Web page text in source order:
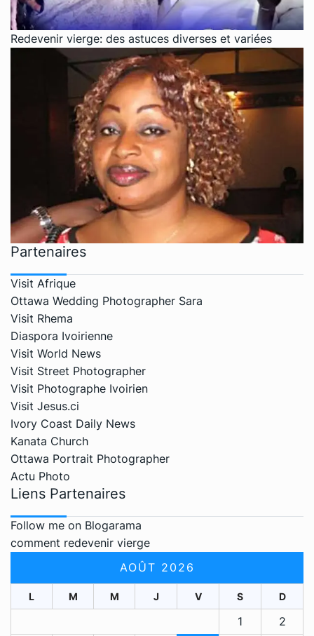
Redevenir vierge: des astuces diverses et variées
Partenaires
Visit Afrique
Ottawa Wedding Photographer Sara
Visit Rhema
Diaspora Ivoirienne
Visit World News
Visit Street Photographer
Visit Photographe Ivoirien
Visit Jesus.ci
Ivory Coast Daily News
Kanata Church
Ottawa Portrait Photographer
Actu Photo
Liens Partenaires
Follow me on Blogarama
comment redevenir vierge
AOÛT 2026
L M M J V S D
1 2